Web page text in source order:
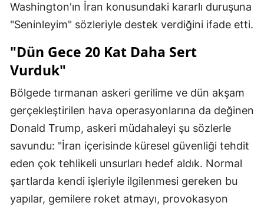
Washington'ın İran konusundaki kararlı duruşuna
"Seninleyim" sözleriyle destek verdiğini ifade etti.
"Dün Gece 20 Kat Daha Sert
Vurduk"
Bölgede tırmanan askeri gerilime ve dün akşam
gerçekleştirilen hava operasyonlarına da değinen
Donald Trump, askeri müdahaleyi şu sözlerle
savundu: "İran içerisinde küresel güvenliği tehdit
eden çok tehlikeli unsurları hedef aldık. Normal
şartlarda kendi işleriyle ilgilenmesi gereken bu
yapılar, gemilere roket atmayı, provokasyon